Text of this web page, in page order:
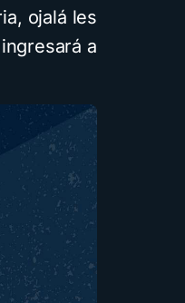
ojalá les
a